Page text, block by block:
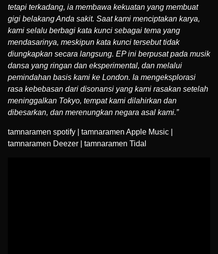
tetapi terkadang, ia membawa kekuatan yang membuat
gigi belakang Anda sakit. Saat kami menciptakan karya,
kami selalu berbagi kata kunci sebagai tema yang
mendasarinya, meskipun kata kunci tersebut tidak
diungkapkan secara langsung. EP ini berpusat pada musik
dansa yang ringan dan eksperimental, dan melalui
pemindahan basis kami ke London. Ia mengeksplorasi
rasa kebebasan dari disonansi yang kami rasakan setelah
meninggalkan Tokyo, tempat kami dilahirkan dan
dibesarkan, dan merenungkan negara asal kami.”
tamnaramen spotify tamnaramen Apple Music
tamnaramen Deezer
tamnaramen Tidal